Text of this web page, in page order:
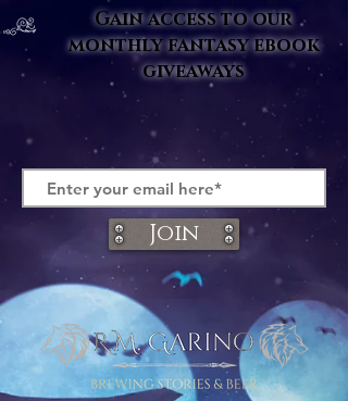
Gain access to our
monthly fantasy ebook
giveaways
Join